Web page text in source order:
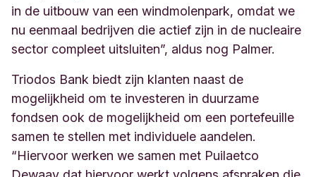
in de uitbouw van een windmolenpark, omdat we
nu eenmaal bedrijven die actief zijn in de nucleaire
sector compleet uitsluiten”, aldus nog Palmer.
Triodos Bank biedt zijn klanten naast de
mogelijkheid om te investeren in duurzame
fondsen ook de mogelijkheid om een portefeuille
samen te stellen met individuele aandelen.
“Hiervoor werken we samen met Puilaetco